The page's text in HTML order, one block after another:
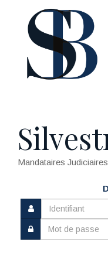
Mandataires Judiciaires